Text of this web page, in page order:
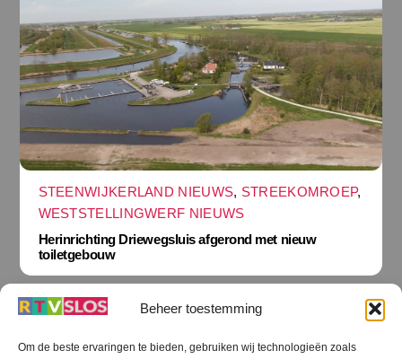
Beheer toestemming
Om de beste ervaringen te bieden, gebruiken wij technologieën zoals
STEENWIJKERLAND NIEUWS, STREEKOMROEP,
WESTSTELLINGWERF NIEUWS
Herinrichting Driewegsluis afgerond met nieuw
toiletgebouw